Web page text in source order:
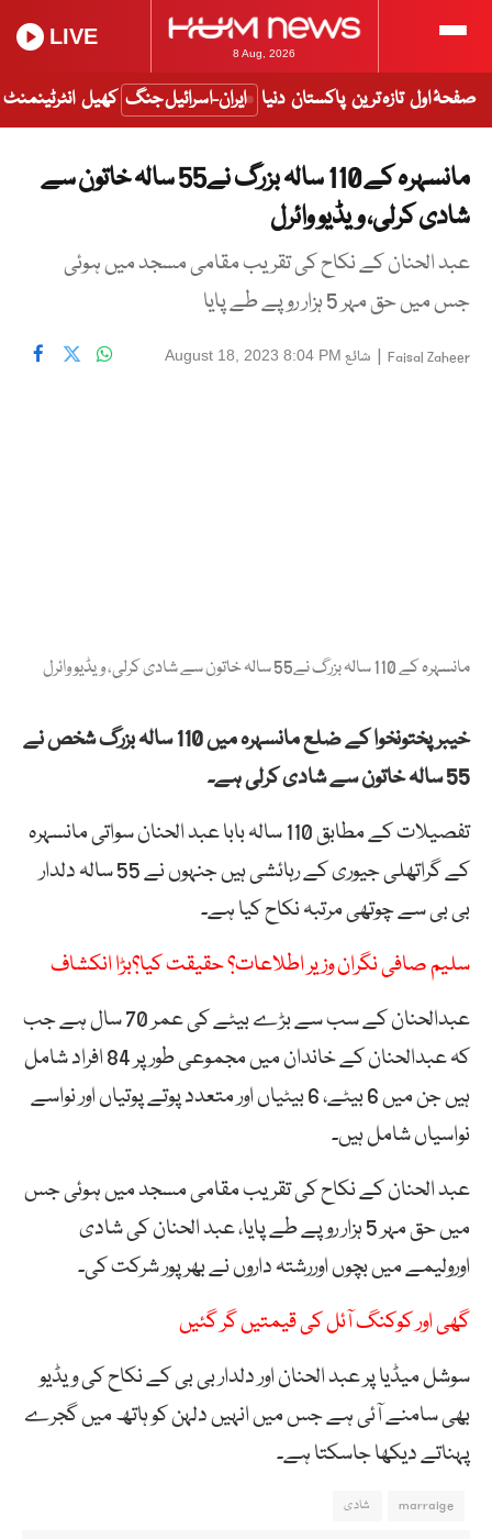
8 Aug, 2026
LIVE
صفحۂ اول تازہ ترین پاکستان دنیا ایران-اسرائیل جنگ کھیل انٹرٹینمنٹ
مانسہرہ کے 110 سالہ بزرگ نے55 سالہ خاتون سے
شادی کرلی، ویڈیو وائرل
عبد الحنان کے نکاح کی تقریب مقامی مسجد میں ہوئی
جس میں حق مہر 5 ہزار روپے طے پایا
Faisal Zaheer
| شائع August 18, 2023 8:04 PM
مانسہرہ کے 110 سالہ بزرگ نے55 سالہ خاتون سے شادی کرلی، ویڈیو وائرل
خیبر پختونخوا کے ضلع مانسہرہ میں 110 سالہ بزرگ شخص نے
55 سالہ خاتون سے شادی کرلی ہے۔
تفصیلات کے مطابق 110 سالہ بابا عبد الحنان سواتی مانسہرہ
کے گراتھلی جیوری کے رہائشی ہیں جنہوں نے 55 سالہ دلدار
بی بی سے چوتھی مرتبہ نکاح کیا ہے۔
سلیم صافی نگران وزیر اطلاعات؟ حقیقت کیا؟بڑا انکشاف
عبدالحنان کے سب سے بڑے بیٹے کی عمر 70 سال ہے جب
کہ عبدالحنان کے خاندان میں مجموعی طور پر 84 افراد شامل
ہیں جن میں 6 بیٹے، 6 بیٹیاں اور متعدد پوتے پوتیاں اور نواسے
نواسیاں شامل ہیں۔
عبد الحنان کے نکاح کی تقریب مقامی مسجد میں ہوئی جس
میں حق مہر 5 ہزار روپے طے پایا، عبد الحنان کی شادی
اورولیمے میں بچوں اوررشتہ داروں نے بھرپور شرکت کی۔
گھی اور کوکنگ آئل کی قیمتیں گر گئیں
سوشل میڈیا پر عبد الحنان اور دلدار بی بی کے نکاح کی ویڈیو
بھی سامنے آئی ہے جس میں انہیں دلہن کو ہاتھ میں گجرے
پہناتے دیکھا جاسکتا ہے۔
marraige شادی